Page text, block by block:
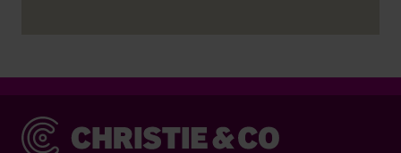
Christie & Co